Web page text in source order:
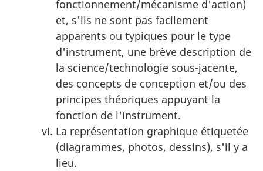
fonctionnement/mécanisme d'action)
et, s'ils ne sont pas facilement
apparents ou typiques pour le type
d'instrument, une brève description de
la science/technologie sous-jacente,
des concepts de conception et/ou des
principes théoriques appuyant la
fonction de l'instrument.
La représentation graphique étiquetée
(diagrammes, photos, dessins), s'il y a
lieu.